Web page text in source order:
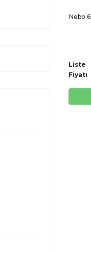
Nebo
Liste
Fiyatı